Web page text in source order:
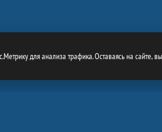
для анализа трафика. Оставаясь на сайте,